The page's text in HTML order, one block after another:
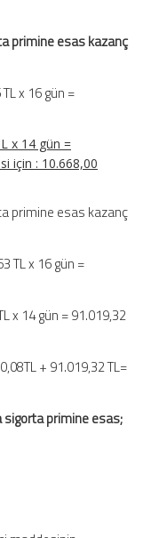
primine esas kazanç
TL x 16 gün =
x 14 gün =
için : 10.668,00
primine esas kazanç
TL x 16 gün =
x 14 gün = 91.019,32
+ 91.019,32 TL=
primine esas;